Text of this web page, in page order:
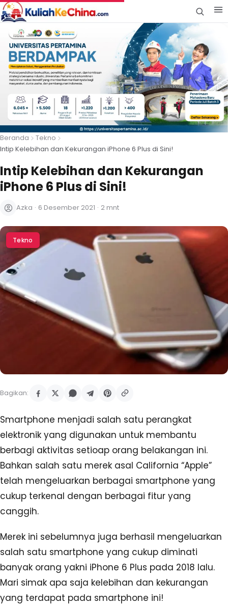
Beranda
Tekno
Intip Kelebihan dan Kekurangan iPhone 6 Plus di Sini!
Intip Kelebihan dan Kekurangan
iPhone 6 Plus di Sini!
Azka · 6 Desember 2021 · 2 mnt
Tekno
Bagikan:
Smartphone menjadi salah satu perangkat
elektronik yang digunakan untuk membantu
berbagi aktivitas setioap orang belakangan ini.
Bahkan salah satu merek asal California “Apple”
telah mengeluarkan berbagai smartphone yang
cukup terkenal dengan berbagai fitur yang
canggih.
Merek ini sebelumnya juga berhasil mengeluarkan
salah satu smartphone yang cukup diminati
banyak orang yakni iPhone 6 Plus pada 2018 lalu.
Mari simak apa saja kelebihan dan kekurangan
yang terdapat pada smartphone ini!